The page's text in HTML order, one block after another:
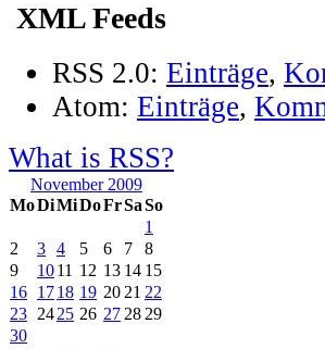
XML Feeds
RSS 2.0: Einträge,
Atom: Einträge,
What is RSS?
November 2009
MoDiMiDoFrSaSo
1
2
3 4 5 6 7
8
9
1011 12 13 14 15
16 1718 19 20 21 22
23 2425 26 27 28 29
30